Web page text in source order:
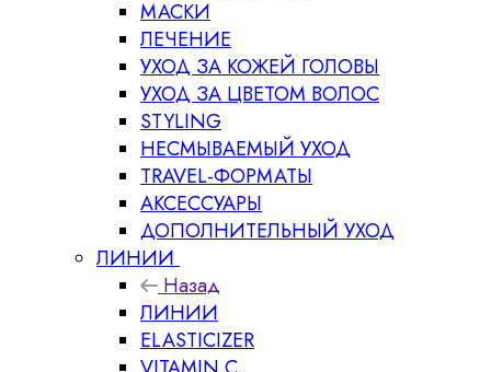
МАСКИ
ЛЕЧЕНИЕ
УХОД ЗА КОЖЕЙ ГОЛОВЫ
УХОД ЗА ЦВЕТОМ ВОЛОС
STYLING
НЕСМЫВАЕМЫЙ УХОД
TRAVEL-ФОРМАТЫ
АКСЕССУАРЫ
ДОПОЛНИТЕЛЬНЫЙ УХОД
ЛИНИИ
Назад
ЛИНИИ
ELASTICIZER